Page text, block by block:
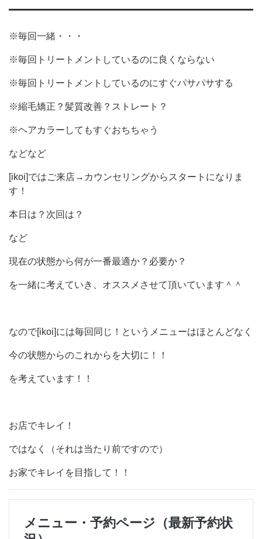
※毎回一緒・・・
※毎回トリートメントしているのに良くならない
※毎回トリートメントしているのにすぐパサパサする
※縮毛矯正？髪質改善？ストレート？
※ヘアカラーしてもすぐおちちゃう
などなど
[ikoi]ではご来店→カウンセリングからスタートになりま
す！
本日は？次回は？
など
現在の状態から何が一番最適か？必要か？
を一緒に考えていき、オススメさせて頂いています＾＾
なので[ikoi]には毎回同じ！というメニューはほとんどなく
今の状態からのこれからを大切に！！
を考えています！！
お店でキレイ！
ではなく（それは当たり前ですので）
お家でキレイを目指して！！